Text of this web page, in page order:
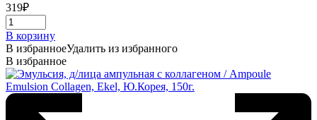
319₽
В корзину
В избранноеУдалить из избранного
В избранное